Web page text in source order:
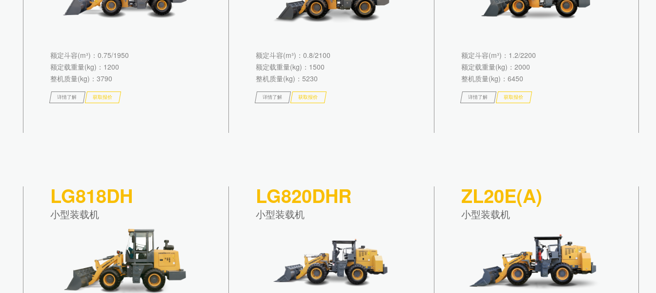
额定斗容(m³) ：0.75/1950
额定载重量(kg) ：1200
整机质量(kg) ：3790
详情了解 获取报价
额定斗容(m³) ：0.8/2100
额定载重量(kg) ：1500
整机质量(kg) ：5230
详情了解 获取报价
额定斗容(m³) ：1.2/2200
额定载重量(kg) ：2000
整机质量(kg) ：6450
详情了解 获取报价
LG818DH
小型装载机
LG820DHR
小型装载机
ZL20E(A)
小型装载机